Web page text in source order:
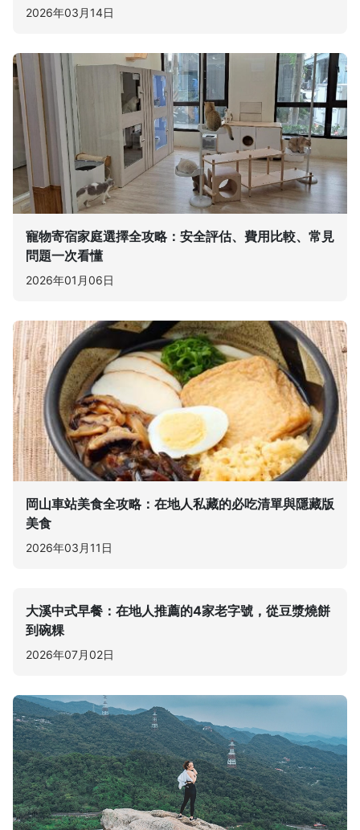
2026年03月14日
寵物寄宿家庭選擇全攻略：安全評估、費用比較、常見
問題一次看懂
2026年01月06日
岡山車站美食全攻略：在地人私藏的必吃清單與隱藏版
美食
2026年03月11日
大溪中式早餐：在地人推薦的4家老字號，從豆漿燒餅
到碗粿
2026年07月02日